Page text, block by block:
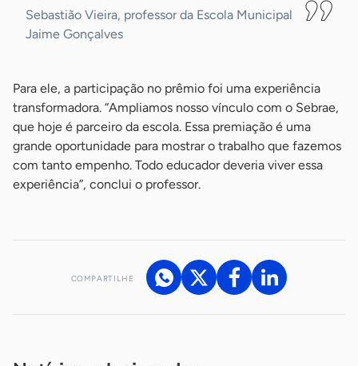
Sebastião Vieira, professor da Escola Municipal
Jaime Gonçalves
Para ele, a participação no prêmio foi uma experiência
transformadora. “Ampliamos nosso vínculo com o Sebrae,
que hoje é parceiro da escola. Essa premiação é uma
grande oportunidade para mostrar o trabalho que fazemos
com tanto empenho. Todo educador deveria viver essa
experiência”, conclui o professor.
COMPARTILHE